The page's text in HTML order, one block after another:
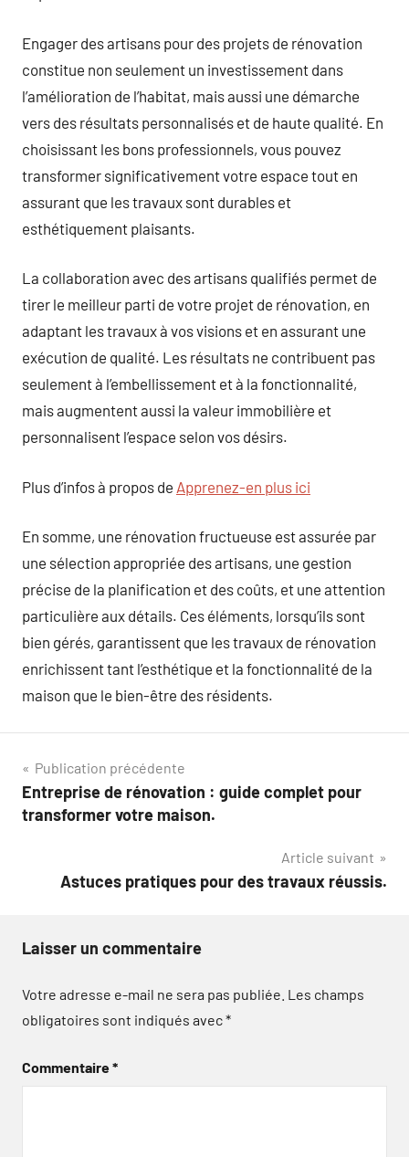
Engager des artisans pour des projets de rénovation
constitue non seulement un investissement dans
l’amélioration de l’habitat, mais aussi une démarche
vers des résultats personnalisés et de haute qualité. En
choisissant les bons professionnels, vous pouvez
transformer significativement votre espace tout en
assurant que les travaux sont durables et
esthétiquement plaisants.
La collaboration avec des artisans qualifiés permet de
tirer le meilleur parti de votre projet de rénovation, en
adaptant les travaux à vos visions et en assurant une
exécution de qualité. Les résultats ne contribuent pas
seulement à l’embellissement et à la fonctionnalité,
mais augmentent aussi la valeur immobilière et
personnalisent l’espace selon vos désirs.
Plus d’infos à propos de Apprenez-en plus ici
En somme, une rénovation fructueuse est assurée par
une sélection appropriée des artisans, une gestion
précise de la planification et des coûts, et une attention
particulière aux détails. Ces éléments, lorsqu’ils sont
bien gérés, garantissent que les travaux de rénovation
enrichissent tant l’esthétique et la fonctionnalité de la
maison que le bien-être des résidents.
Navigation
de
Publication précédente
Entreprise de rénovation : guide complet pour
transformer votre maison.
Article suivant
Astuces pratiques pour des travaux réussis.
Laisser un commentaire
Votre adresse e-mail ne sera pas publiée. Les champs
obligatoires sont indiqués avec*
Commentaire*